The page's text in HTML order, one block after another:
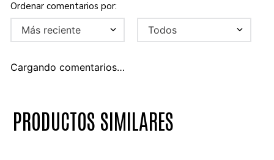
Más reciente Todos
Cargando comentarios…
PRODUCTOS SIMILARES